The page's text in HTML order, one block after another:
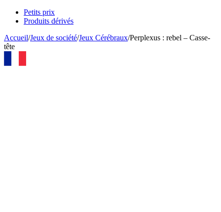
Petits prix
Produits dérivés
Accueil/Jeux de société/Jeux Cérébraux/Perplexus : rebel – Casse-
tête